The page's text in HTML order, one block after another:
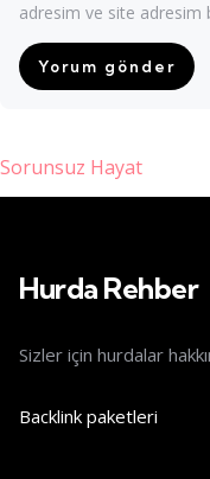
adresim ve site adresim
Sorunsuz Hayat
Hurda Rehber
Sizler için hurdalar
Backlink paketleri